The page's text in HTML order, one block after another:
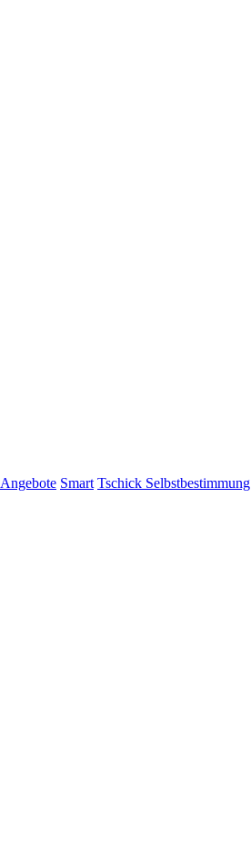
Angebote Smart Tschick Selbstbestimmung